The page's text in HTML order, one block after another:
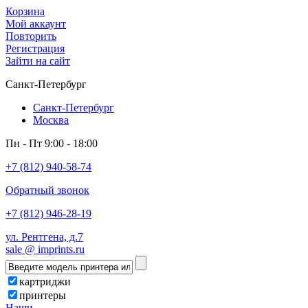
Корзина
Мой аккаунт
Повторить
Регистрация
Зайти на сайт
Санкт-Петербург
Санкт-Петербург
Москва
Пн - Пт 9:00 - 18:00
+7 (812) 940-58-74
Обратный звонок
+7 (812) 946-28-19
ул. Рентгена, д.7
sale @ imprints.ru
картриджи
принтеры